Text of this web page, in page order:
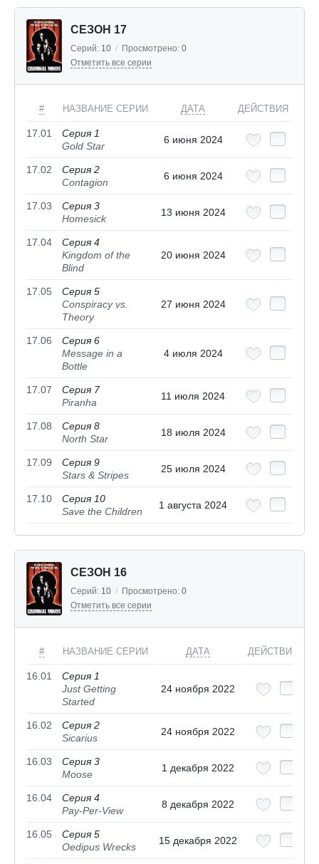
СЕЗОН 17
Серий: 10 / Просмотрено: 0
Отметить все серии
# НАЗВАНИЕ СЕРИИ ДАТА ДЕЙСТВИЯ
17.01
Серия 1
Gold Star
6 июня 2024
17.02
Серия 2
Contagion
6 июня 2024
17.03
Серия 3
Homesick
13 июня 2024
17.04
Серия 4
Kingdom of the
Blind
20 июня 2024
17.05
Серия 5
Conspiracy vs.
Theory
27 июня 2024
17.06
Серия 6
Message in a
Bottle
4 июля 2024
17.07
Серия 7
Piranha
11 июля 2024
17.08
Серия 8
North Star
18 июля 2024
17.09
Серия 9
Stars & Stripes
25 июля 2024
17.10
Серия 10
Save the Children
1 августа 2024
СЕЗОН 16
Серий: 10 / Просмотрено: 0
Отметить все серии
# НАЗВАНИЕ СЕРИИ ДАТА ДЕЙСТВИЯ
16.01
Серия 1
Just Getting
Started
24 ноября 2022
16.02
Серия 2
Sicarius
24 ноября 2022
16.03
Серия 3
Moose
1 декабря 2022
16.04
Серия 4
Pay-Per-View
8 декабря 2022
16.05
Серия 5
Oedipus Wrecks
15 декабря 2022